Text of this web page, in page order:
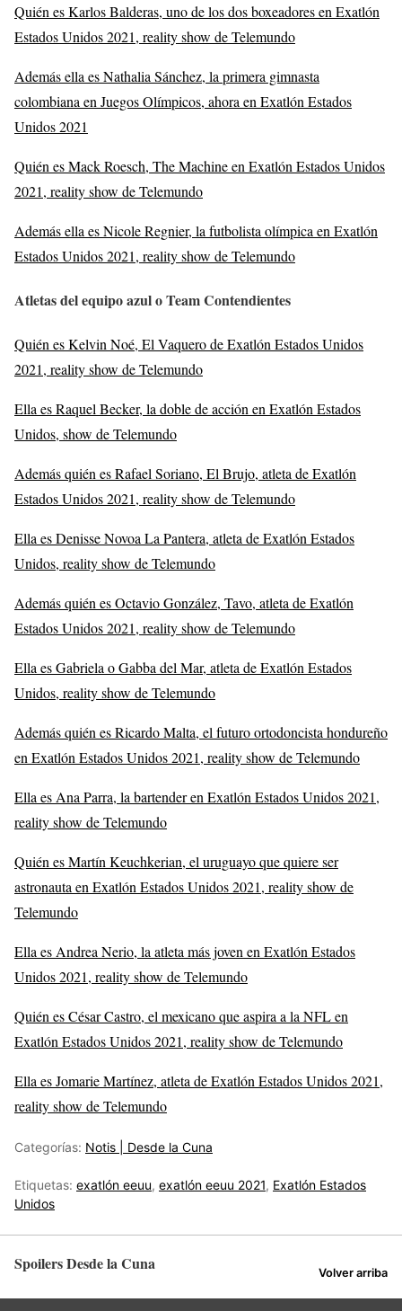
Quién es Karlos Balderas, uno de los dos boxeadores en Exatlón
Estados Unidos 2021, reality show de Telemundo
Además ella es Nathalia Sánchez, la primera gimnasta
colombiana en Juegos Olímpicos, ahora en Exatlón Estados
Unidos 2021
Quién es Mack Roesch, The Machine en Exatlón Estados Unidos
2021, reality show de Telemundo
Además ella es Nicole Regnier, la futbolista olímpica en Exatlón
Estados Unidos 2021, reality show de Telemundo
Atletas del equipo azul o Team Contendientes
Quién es Kelvin Noé, El Vaquero de Exatlón Estados Unidos
2021, reality show de Telemundo
Ella es Raquel Becker, la doble de acción en Exatlón Estados
Unidos, show de Telemundo
Además quién es Rafael Soriano, El Brujo, atleta de Exatlón
Estados Unidos 2021, reality show de Telemundo
Ella es Denisse Novoa La Pantera, atleta de Exatlón Estados
Unidos, reality show de Telemundo
Además quién es Octavio González, Tavo, atleta de Exatlón
Estados Unidos 2021, reality show de Telemundo
Ella es Gabriela o Gabba del Mar, atleta de Exatlón Estados
Unidos, reality show de Telemundo
Además quién es Ricardo Malta, el futuro ortodoncista hondureño
en Exatlón Estados Unidos 2021, reality show de Telemundo
Ella es Ana Parra, la bartender en Exatlón Estados Unidos 2021,
reality show de Telemundo
Quién es Martín Keuchkerian, el uruguayo que quiere ser
astronauta en Exatlón Estados Unidos 2021, reality show de
Telemundo
Ella es Andrea Nerio, la atleta más joven en Exatlón Estados
Unidos 2021, reality show de Telemundo
Quién es César Castro, el mexicano que aspira a la NFL en
Exatlón Estados Unidos 2021, reality show de Telemundo
Ella es Jomarie Martínez, atleta de Exatlón Estados Unidos 2021,
reality show de Telemundo
Categorías: Notis | Desde la Cuna
Etiquetas: exatlón eeuu, exatlón eeuu 2021, Exatlón Estados
Unidos
Spoilers Desde la Cuna Volver arriba